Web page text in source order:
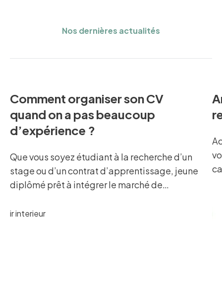
Nos dernières actualités
Comment organiser son CV
quand on a pas beaucoup
d’expérience ?
Que vous soyez étudiant à la recherche d’un
stage ou d’un contrat d’apprentissage, jeune
diplômé prêt à intégrer le marché de
expérimenté en recherche d’emploi… Vous